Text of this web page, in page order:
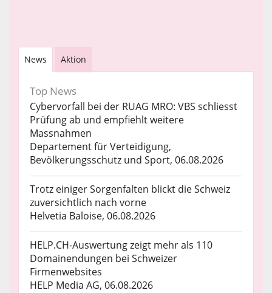
News Aktion
Top News
Cybervorfall bei der RUAG MRO: VBS schliesst
Prüfung ab und empfiehlt weitere
Massnahmen
Departement für Verteidigung,
Bevölkerungsschutz und Sport, 06.08.2026
Trotz einiger Sorgenfalten blickt die Schweiz
zuversichtlich nach vorne
Helvetia Baloise, 06.08.2026
HELP.CH-Auswertung zeigt mehr als 110
Domainendungen bei Schweizer
Firmenwebsites
HELP Media AG, 06.08.2026